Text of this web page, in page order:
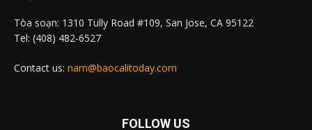
Tòa soạn: 1310 Tully Road #109, San Jose, CA 95122
Tel: (408) 482-6527
Contact us: nam@baocalitoday.com
FOLLOW US